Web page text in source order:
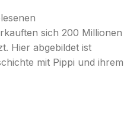
sich 200 Millionen
Hier abgebildet ist
mit Pippi und ihrem